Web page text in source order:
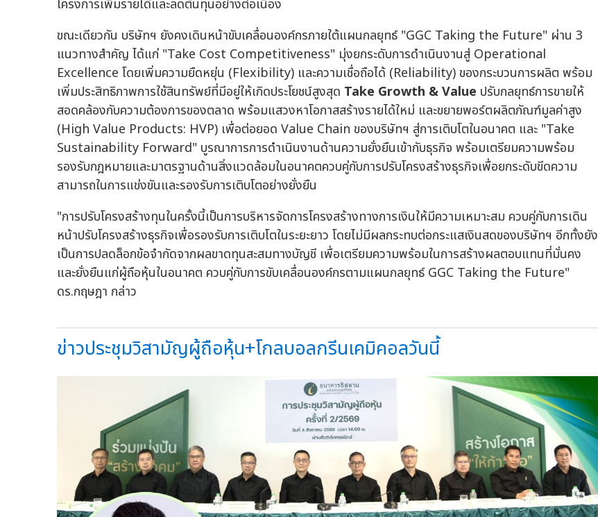
โครงการเพิ่มรายได้และลดต้นทุนอย่างต่อเนื่อง
ขณะเดียวกัน บริษัทฯ ยังคงเดินหน้าขับเคลื่อนองค์กรภายใต้แผนกลยุทธ์ "GGC Taking the Future" ผ่าน 3
แนวทางสำคัญ ได้แก่ "Take Cost Competitiveness" มุ่งยกระดับการดำเนินงานสู่ Operational
Excellence โดยเพิ่มความยืดหยุ่น (Flexibility) และความเชื่อถือได้ (Reliability) ของกระบวนการผลิต พร้อม
เพิ่มประสิทธิภาพการใช้สินทรัพย์ที่มีอยู่ให้เกิดประโยชน์สูงสุด Take Growth & Value ปรับกลยุทธ์การขายให้
สอดคล้องกับความต้องการของตลาด พร้อมแสวงหาโอกาสสร้างรายได้ใหม่ และขยายพอร์ตผลิตภัณฑ์มูลค่าสูง
(High Value Products: HVP) เพื่อต่อยอด Value Chain ของบริษัทฯ สู่การเติบโตในอนาคต และ "Take
Sustainability Forward" บูรณาการการดำเนินงานด้านความยั่งยืนเข้ากับธุรกิจ พร้อมเตรียมความพร้อม
รองรับกฎหมายและมาตรฐานด้านสิ่งแวดล้อมในอนาคตควบคู่กับการปรับโครงสร้างธุรกิจเพื่อยกระดับขีดความ
สามารถในการแข่งขันและรองรับการเติบโตอย่างยั่งยืน
"การปรับโครงสร้างทุนในครั้งนี้เป็นการบริหารจัดการโครงสร้างทางการเงินให้มีความเหมาะสม ควบคู่กับการเดิน
หน้าปรับโครงสร้างธุรกิจเพื่อรองรับการเติบโตในระยะยาว โดยไม่มีผลกระทบต่อกระแสเงินสดของบริษัทฯ อีกทั้งยัง
เป็นการปลดล็อกข้อจำกัดจากผลขาดทุนสะสมทางบัญชี เพื่อเตรียมความพร้อมในการสร้างผลตอบแทนที่มั่นคง
และยั่งยืนแก่ผู้ถือหุ้นในอนาคต ควบคู่กับการขับเคลื่อนองค์กรตามแผนกลยุทธ์ GGC Taking the Future"
ดร.กฤษฎา กล่าว
ข่าวประชุมวิสามัญผู้ถือหุ้น+โกลบอลกรีนเคมิคอลวันนี้